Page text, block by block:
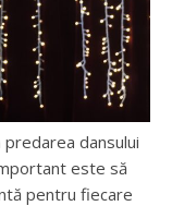
predarea dansului
este să
pentru fiecare